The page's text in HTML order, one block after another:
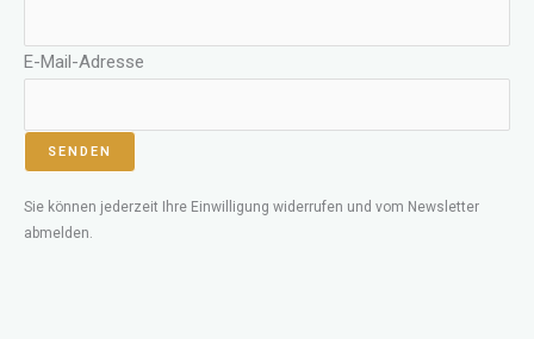
E-Mail-Adresse
Sie können jederzeit Ihre Einwilligung widerrufen und vom Newsletter
abmelden.